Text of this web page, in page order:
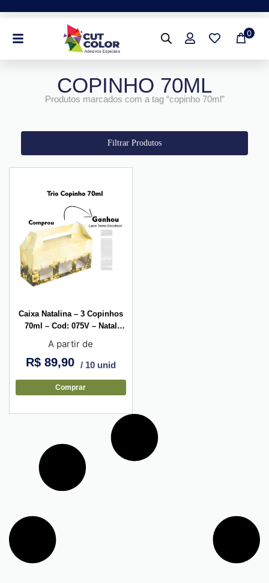
0
COPINHO 70ML
Produtos marcados com a tag “copinho 70ml”
Filtrar Produtos
Caixa Natalina – 3 Copinhos
70ml – Cod: 075V – Natal
A partir de
R$89,90 / 10 unid
Comprar